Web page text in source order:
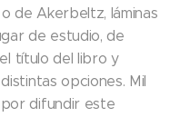
de Akerbeltz, láminas
de estudio, de
título del libro y
opciones. Mil
difundir este